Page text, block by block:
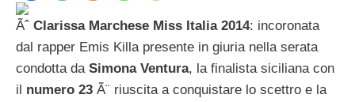
Ãˆ Clarissa Marchese Miss Italia 2014: incoronata
dal rapper Emis Killa presente in giuria nella serata
condotta da Simona Ventura, la finalista siciliana con
il numero 23 Ã¨ riuscita a conquistare lo scettro e la